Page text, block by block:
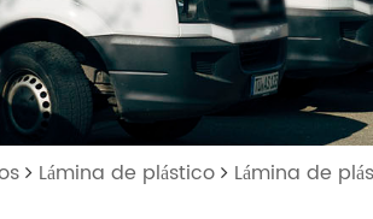
Lámina de plástico Lámina de